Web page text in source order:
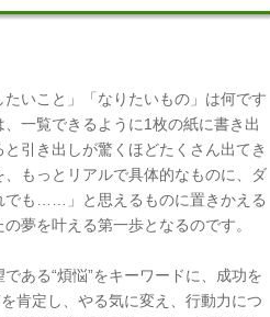
いこと」「なりたいもの」は何です
一覧できるように1枚の紙に書き出
引き出しが驚くほどたくさん出てき
もっとリアルで具体的なものに、ダ
でも……」と思えるものに置きかえる
夢を叶える第一歩となるのです。
ある“煩悩”をキーワードに、成功を
肯定し、やる気に変え、行動力につ